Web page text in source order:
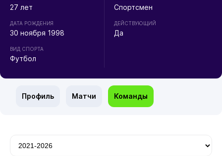
27 лет
ДАТА РОЖДЕНИЯ
30 ноября 1998
ВИД СПОРТА
Футбол
Спортсмен
ДЕЙСТВУЮЩИЙ
Да
Профиль Матчи Команды